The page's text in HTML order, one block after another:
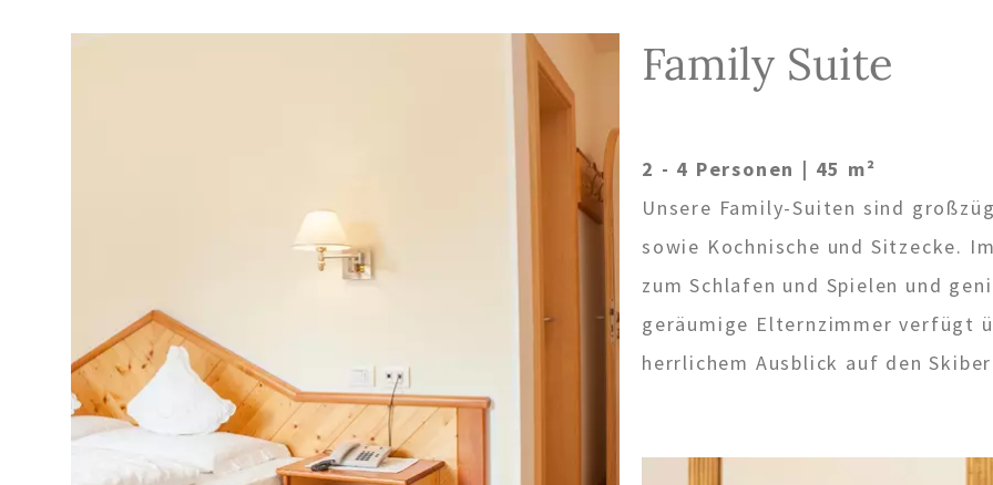
VERFÜGBARKEIT PRÜFEN
Tel.+39 0474 91 35 88
info@villastefania.com
An der Botenbrücke 1 . I-39038 Innichen . Südtirol .
Family Suite
2 - 4 Personen | 45 m²
Unsere Family-Suiten sind
sowie Kochnische und Sitzecke.
zum Schlafen und Spielen und
geräumige Elternzimmer verfügt
herrlichem Ausblick auf den